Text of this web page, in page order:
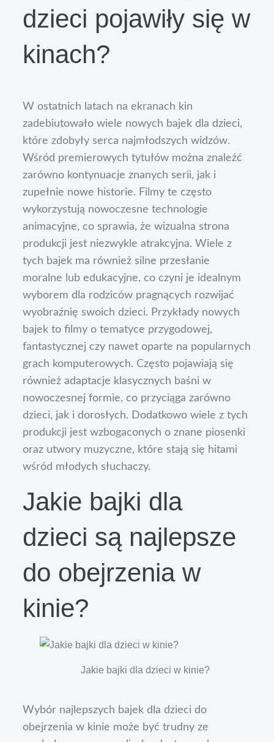
dzieci pojawiły się w
kinach?
W ostatnich latach na ekranach kin
zadebiutowało wiele nowych bajek dla dzieci,
które zdobyły serca najmłodszych widzów.
Wśród premierowych tytułów można znaleźć
zarówno kontynuacje znanych serii, jak i
zupełnie nowe historie. Filmy te często
wykorzystują nowoczesne technologie
animacyjne, co sprawia, że wizualna strona
produkcji jest niezwykle atrakcyjna. Wiele z
tych bajek ma również silne przesłanie
moralne lub edukacyjne, co czyni je idealnym
wyborem dla rodziców pragnących rozwijać
wyobraźnię swoich dzieci. Przykłady nowych
bajek to filmy o tematyce przygodowej,
fantastycznej czy nawet oparte na popularnych
grach komputerowych. Często pojawiają się
również adaptacje klasycznych baśni w
nowoczesnej formie, co przyciąga zarówno
dzieci, jak i dorosłych. Dodatkowo wiele z tych
produkcji jest wzbogaconych o znane piosenki
oraz utwory muzyczne, które stają się hitami
wśród młodych słuchaczy.
Jakie bajki dla
dzieci są najlepsze
do obejrzenia w
kinie?
Jakie bajki dla dzieci w kinie?
Wybór najlepszych bajek dla dzieci do
obejrzenia w kinie może być trudny ze